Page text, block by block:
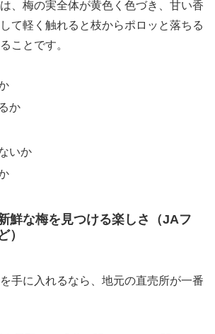
、梅の実全体が黄色く色づき、甘い香
て軽く触れると枝からポロッと落ちる
ことです。
か
いか
鮮な梅を見つける楽しさ（JAフ
）
手に入れるなら、地元の直売所が一番